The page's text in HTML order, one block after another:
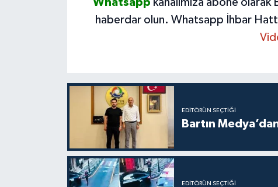
haberdar olun. Whatsapp İhbar
EDITÖRÜN SEÇTIĞI
Bartın
EDITÖRÜN SEÇTIĞI